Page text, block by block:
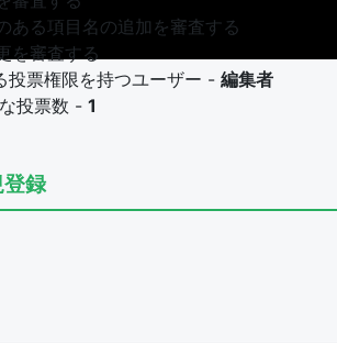
ある項目名の追加を審査する
を審査する
投票権限を持つユーザー - 編集者
投票数 - 1
限を持つユーザー -
審査する
審査する
投票権限を持つユーザー -
登録